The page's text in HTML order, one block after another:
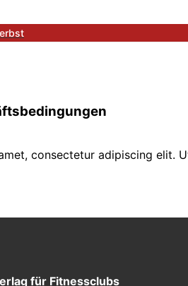
consectetur adipiscing elit.
für Fitnessclubs